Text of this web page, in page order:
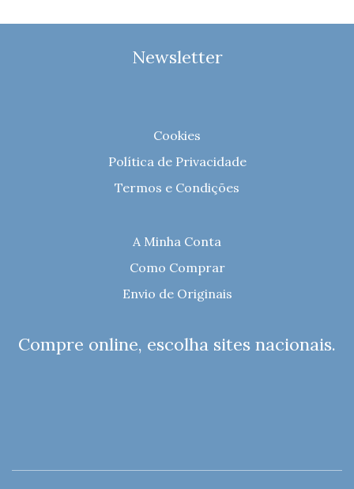
Newsletter
Cookies
Política de Privacidade
Termos e Condições
A Minha Conta
Como Comprar
Envio de Originais
Compre online, escolha sites nacionais.